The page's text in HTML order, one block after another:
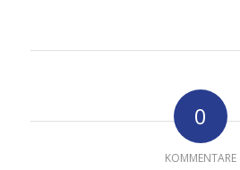
0
KOMMENTARE